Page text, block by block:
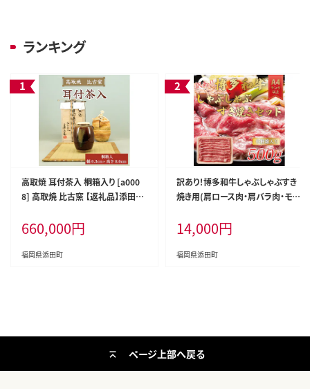
ランキング
高取焼 耳付茶入 桐箱入り [a000
8] 高取焼 比古窯 【返礼品】添田町
660,000円
福岡県添田町
訳あり！博多和牛しゃぶしゃぶすき
焼き用(肩ロース肉・肩バラ肉・モモ
Plus ※配送不可：離島【返礼品】添
田町 ふるさと納税
14,000円
福岡県添田町
ページ上部へ戻る